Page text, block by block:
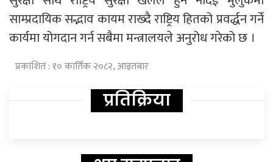
साम्प्रदायिक सद्भाव कायम राख्दै राष्ट्रिय हितको प्रवर्द्धन गर्ने
कार्यमा योगदान गर्न सबैमा मन्त्रालयले अनुरोध गरेको छ ।
प्रकाशित : १० कार्तिक २०८२, आइतबार
प्रतिक्रिया